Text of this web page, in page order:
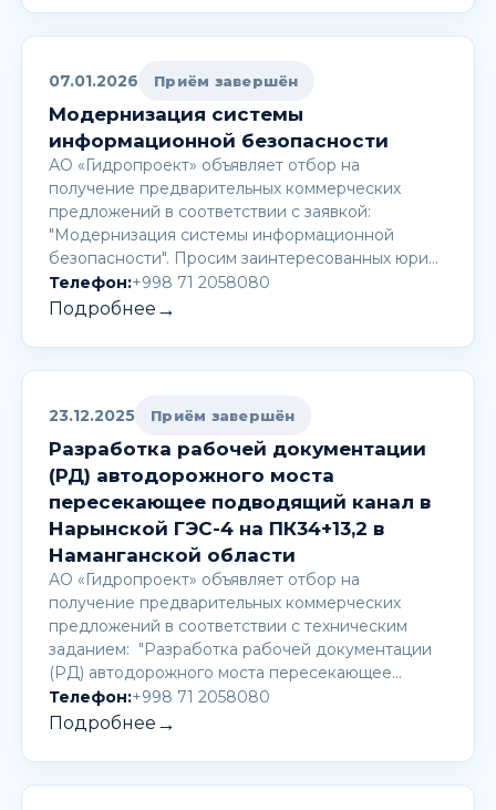
07.01.2026 Приём завершён
Модернизация системы
информационной безопасности
АО «Гидропроект» объявляет отбор на
получение предварительных коммерческих
предложений в соответствии с заявкой:
"Модернизация системы информационной
безопасности". Просим заинтересованных юри…
Телефон:+998 71 2058080
Подробнее →
23.12.2025 Приём завершён
Разработка рабочей документации
(РД) автодорожного моста
пересекающее подводящий канал в
Нарынской ГЭС-4 на ПК34+13,2 в
Наманганской области
АО «Гидропроект» объявляет отбор на
получение предварительных коммерческих
предложений в соответствии с техническим
заданием: "Разработка рабочей документации
(РД) автодорожного моста пересекающее…
Телефон:+998 71 2058080
Подробнее →